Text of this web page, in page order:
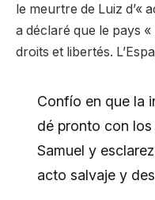
le meurtre de Luiz d’«
a déclaré que le pays
droits et libertés.
Confío en que la
dé pronto con
Samuel y
acto salvaje y